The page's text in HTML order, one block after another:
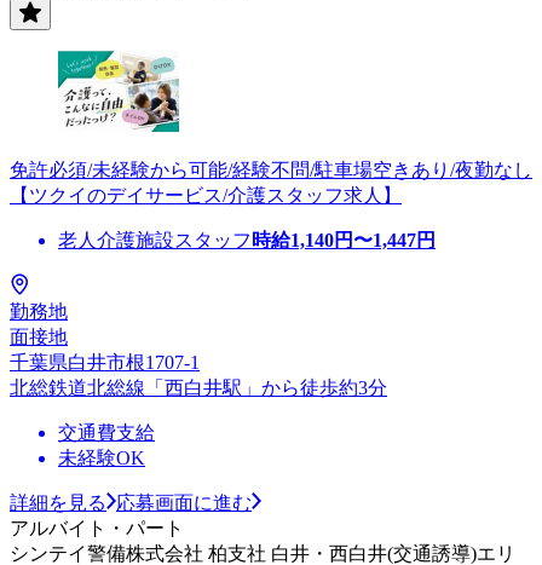
免許必須/未経験から可能/経験不問/駐車場空きあり/夜勤なし
【ツクイのデイサービス/介護スタッフ求人】
老人介護施設スタッフ 時給1,140円〜1,447円
勤務地
面接地
千葉県白井市根1707-1
北総鉄道北総線「西白井駅」から徒歩約3分
交通費支給
未経験OK
詳細を見る
応募画面に進む
アルバイト・パート
シンテイ警備株式会社 柏支社 白井・西白井(交通誘導)エリ